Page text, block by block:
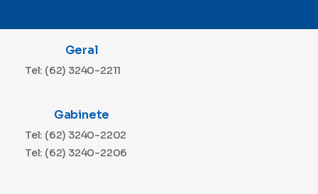
Geral
Tel: (62) 3240-2211
Gabinete
Tel: (62) 3240-2202
Tel: (62) 3240-2206